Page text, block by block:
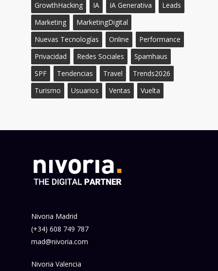
GrowthHacking
IA IA Generativa
Leads
Marketing
MarketingDigital
Nuevas Tecnologías
Online
Performance
Privacidad
Redes Sociales
Spamhaus
SPF
Tendencias Travel
Trends2026
Turismo
Usuarios Ventas Vuelta
Nivoria Madrid
(+34) 608 749 787
mad@nivoria.com
Nivoria Valencia